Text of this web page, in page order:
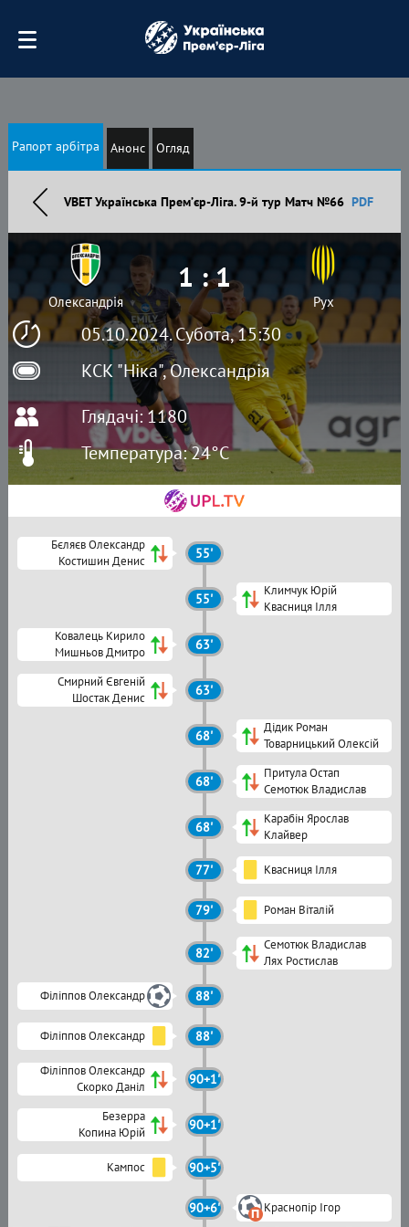
Рапорт арбітра Анонс Огляд
VBET Українська Премʼєр-Ліга. 9-й тур Матч №66 PDF
05.10.2024. Субота, 15:30
КСК "Ніка", Олександрія
Олександрія
1 : 1
Рух
Глядачі: 1180
Температура: 24°C
Бєляєв Олександр
Костишин Денис
55'
55'
Климчук Юрій
Квасниця Ілля
Ковалець Кирило
Мишньов Дмитро
63'
Смирний Євгеній
Шостак Денис
63'
68'
Дідик Роман
Товарницький Олексій
68'
Притула Остап
Семотюк Владислав
68'
Карабін Ярослав
Клайвер
77' Квасниця Ілля
79' Роман Віталій
82'
Семотюк Владислав
Лях Ростислав
Філіппов Олександр 88'
Філіппов Олександр 88'
Філіппов Олександр
Скорко Даніл
90+1'
Безерра
Копина Юрій
90+1'
Кампос 90+5'
90+6' Краснопір Ігор